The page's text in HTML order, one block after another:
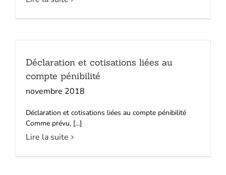
Déclaration et cotisations liées au
compte pénibilité
novembre 2018
Déclaration et cotisations liées au compte pénibilité
Comme prévu, [...]
Lire la suite